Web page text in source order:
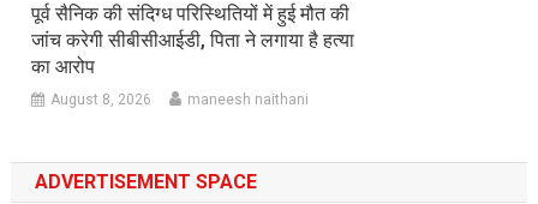
पूर्व सैनिक की संदिग्ध परिस्थितियों में हुई मौत की
जांच करेगी सीबीसीआईडी, पिता ने लगाया है हत्या
का आरोप
August 8, 2026 maneesh naithani
ADVERTISEMENT SPACE